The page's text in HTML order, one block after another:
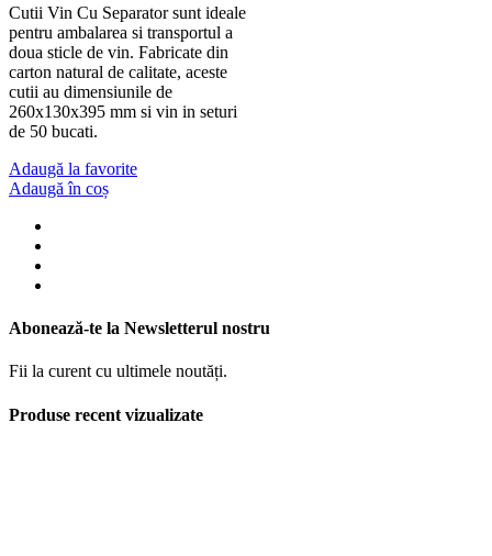
Cutii Vin Cu Separator sunt ideale
pentru ambalarea si transportul a
doua sticle de vin. Fabricate din
carton natural de calitate, aceste
cutii au dimensiunile de
260x130x395 mm si vin in seturi
de 50 bucati.
Adaugă la favorite
Adaugă în coș
Abonează-te la Newsletterul nostru
Fii la curent cu ultimele noutăți.
Produse recent vizualizate